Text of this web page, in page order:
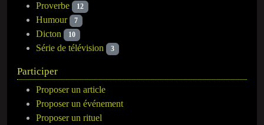
Proverbe 12
Humour 7
Dicton 10
Série de télévision 3
Participer
Proposer un article
Proposer un événement
Proposer un rituel